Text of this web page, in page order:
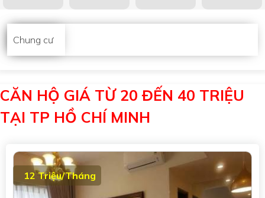
Chung cư
CĂN HỘ GIÁ TỪ 20 ĐẾN 40 TRIỆU
TẠI TP HỒ CHÍ MINH
12 Triệu/Tháng